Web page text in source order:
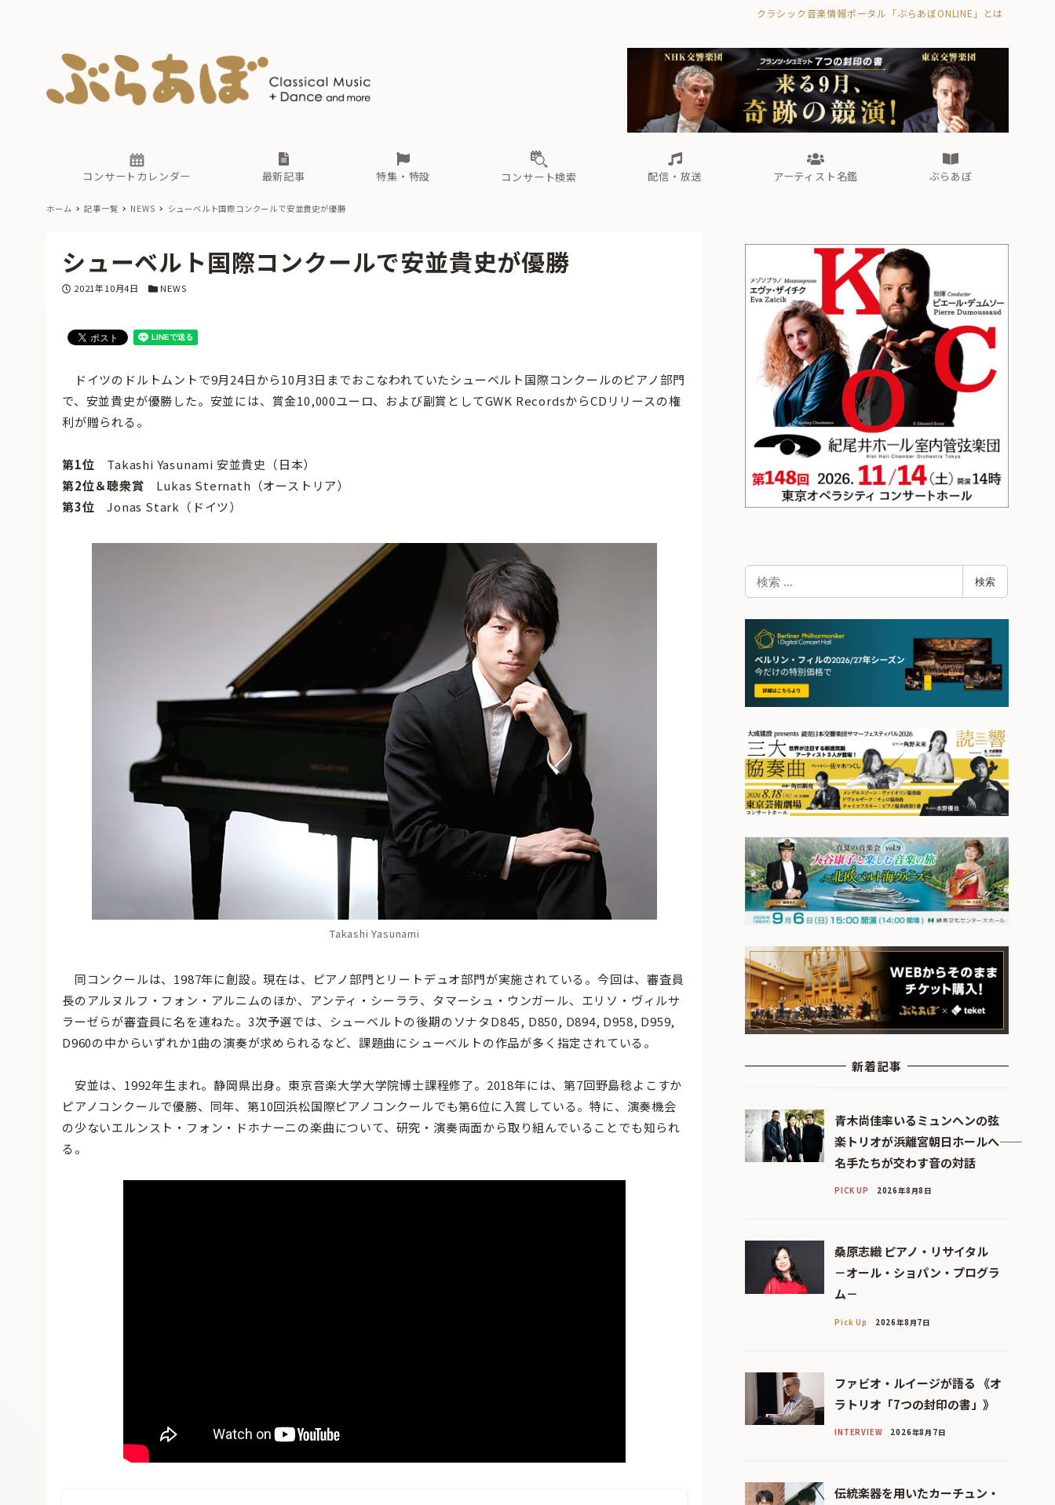
クラシック音楽情報ポータル「ぶらあぼONLINE」とは
コンサートカレンダー 最新記事
古楽とその先と オーケストラの楽屋から 海の向こうの音楽家 ぶらあぼブラス！
フォルテピアノ・オデッセイ
特集・特設
現場のプロが推す！間違いないオーケストラコンサート
コンサート検索 配信・放送
無料ライブ配信スケジュール 有料ライブ配信スケジュール
アーティスト名鑑
あ た な は ま や
ぶらあぼ
古楽とその先と Aからの眺望 ぶらあぼブラス！
フォルテピアノ・オデッセイ
無料ライブ配信スケジュール
あ か さ
ホーム 記事一覧 NEWS シューベルト国際コンクールで安並貴史が優勝
シューベルト国際コンクールで安並貴史が優勝
投稿日
2021年10月4日 カテゴリー
NEWS
ドイツのドルトムントで9月24日から10月3日までおこなわれていたシューベルト国際コンクールのピアノ部門
で、安並貴史が優勝した。安並には、賞金10,000ユーロ、および副賞としてGWK RecordsからCDリリースの権
利が贈られる。
第1位 Takashi Yasunami 安並貴史（日本）
第2位＆聴衆賞
Lukas Sternath（オーストリア）
第3位
Jonas Stark（ドイツ）
Takashi Yasunami
同コンクールは、1987年に創設。現在は、ピアノ部門とリートデュオ部門が実施されている。今回は、審査員
長のアルヌルフ・フォン・アルニムのほか、アンティ・シーララ、タマーシュ・ウンガール、エリソ・ヴィルサ
ラーゼらが審査員に名を連ねた。3次予選では、シューベルトの後期のソナタD845, D850, D894, D958, D959,
D960の中からいずれか1曲の演奏が求められるなど、課題曲にシューベルトの作品が多く指定されている。
安並は、1992年生まれ。静岡県出身。東京音楽大学大学院博士課程修了。2018年には、第7回野島稔よこすか
ピアノコンクールで優勝、同年、第10回浜松国際ピアノコンクールでも第6位に入賞している。特に、演奏機会
の少ないエルンスト・フォン・ドホナーニの楽曲について、研究・演奏両面から取り組んでいることでも知られ
る。
検
索
検索
新着記事
青木尚佳率いるミュンヘンの弦
楽トリオが浜離宮朝日ホールへ――
名手たちが交わす音の対話
PICK UP 2026年8月8日
桑原志織 ピアノ・リサイタル
－オール・ショパン・プログラ
ム－
Pick Up 2026年8月7日
ファビオ・ルイージが語る 《オ
ラトリオ「7つの封印の書」》
INTERVIEW 2026年8月7日
伝統楽器を用いたカーチュン・